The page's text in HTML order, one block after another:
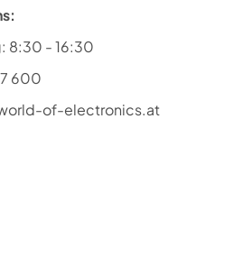
8:30 - 16:30
600
of-electronics.at